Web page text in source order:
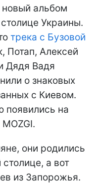
новый альбом
Украины.
трека с Бузовой
Потап, Алексей
Дядя Вадя
о знаковых
с Киевом.
появились на
они родились
а вот
из Запорожья.